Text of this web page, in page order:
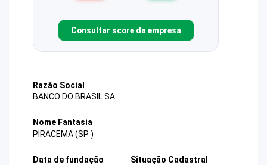
Consultar score da empresa
Razão Social
BANCO DO BRASIL SA
Nome Fantasia
PIRACEMA (SP )
Data de fundação
Situação Cadastral